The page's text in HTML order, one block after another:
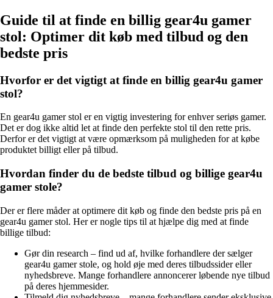
Guide til at finde en billig gear4u gamer
stol: Optimer dit køb med tilbud og den
bedste pris
Hvorfor er det vigtigt at finde en billig gear4u gamer
stol?
En gear4u gamer stol er en vigtig investering for enhver seriøs gamer.
Det er dog ikke altid let at finde den perfekte stol til den rette pris.
Derfor er det vigtigt at være opmærksom på muligheden for at købe
produktet billigt eller på tilbud.
Hvordan finder du de bedste tilbud og billige gear4u
gamer stole?
Der er flere måder at optimere dit køb og finde den bedste pris på en
gear4u gamer stol. Her er nogle tips til at hjælpe dig med at finde
billige tilbud:
Gør din research – find ud af, hvilke forhandlere der sælger
gear4u gamer stole, og hold øje med deres tilbudssider eller
nyhedsbreve. Mange forhandlere annoncerer løbende nye tilbud
på deres hjemmesider.